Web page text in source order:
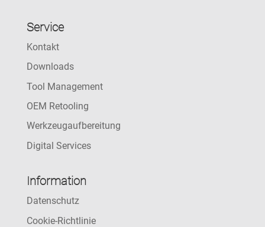
Service
Kontakt
Downloads
Tool Management
OEM Retooling
Werkzeugaufbereitung
Digital Services
Information
Datenschutz
Cookie-Richtlinie